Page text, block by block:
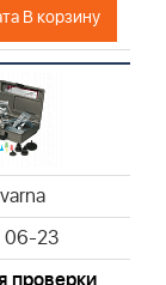
Husqvarna
Husqvarna
Husqvarna
Husqvarna
Husqvarna
Husqvarna
Husqvarna
Husqvarna
Husqvarna
В корзину
06-23